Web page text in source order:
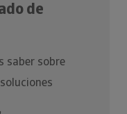
de
saber sobre